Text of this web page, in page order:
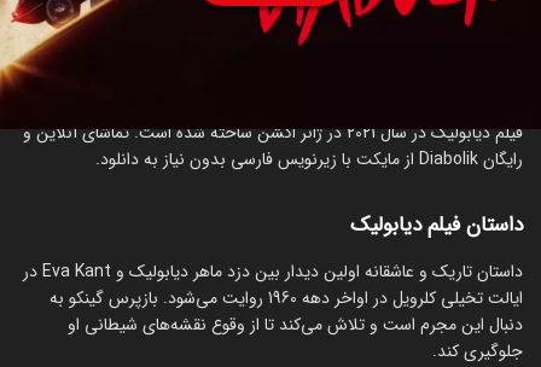
فیلم دیابولیک در سال 2021 در ژانر اکشن ساخته شده است. تماشای آنلاین و
رایگان Diabolik از مایکت با زیرنویس فارسی بدون نیاز به دانلود.
داستان فیلم دیابولیک
داستان تاریک و عاشقانه اولین دیدار بین دزد ماهر دیابولیک و Eva Kant در
ایالت تخیلی کلرویل در اواخر دهه 1960 روایت می‌شود. بازپرس گینکو به
دنبال این مجرم است و تلاش می‌کند تا از وقوع نقشه‌های شیطانی او
جلوگیری کند.